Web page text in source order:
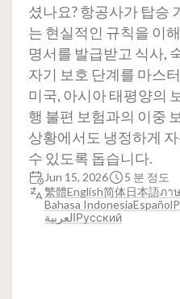
셨나요? 항공사가 탑승
는 현실적인 규칙을 이
명서를 발급받고 식사,
자기 보호 단계를 마스
미국, 아시아 태평양의
행 불편 보험과의 이중
상황에서도 냉정하게
수 있도록 돕습니다.
Jun 15, 2026
5 분 정도
繁體English简体日本語ภา
Bahasa IndonesiaEspañol
العربيةРусский